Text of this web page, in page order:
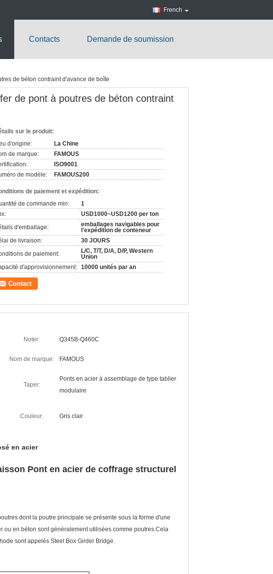
French
Contacts Demande de soumission
de béton contraint d'avance de boîte
de pont à poutres de béton contraint
sur le produit:
d'origine:
La Chine
de marque:
FAMOUS
ISO9001
de modèle:
FAMOUS200
de paiement et expédition:
de commande min:
1
USD1000~USD1200 per ton
d'emballage:
emballages navigables pour
l'expédition de conteneur
de livraison:
30 JOURS
de paiement:
L/C, T/T, D/A, D/P, Western
Union
d'approvisionnement: 10000 unités par an
Contact
Noter: Q345B-Q460C
Nom de marque: FAMOUS
Taper:
Ponts en acier à assemblage de type tablier
modulaire
Couleur: Gris clair
en acier
Pont en acier de coffrage structurel
dont la poutre principale se présente sous la forme d'une
en béton sont généralement utilisées comme poutres.Cela
sont appelés Steel Box Girder Bridge.